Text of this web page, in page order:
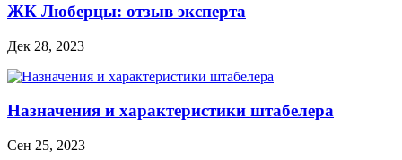
ЖК Люберцы: отзыв эксперта
Дек 28, 2023
Назначения и характеристики штабелера
Сен 25, 2023